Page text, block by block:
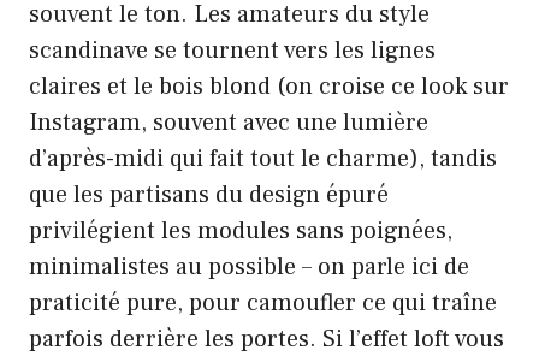
souvent le ton. Les amateurs du style
scandinave se tournent vers les lignes
claires et le bois blond (on croise ce look sur
Instagram, souvent avec une lumière
d’après-midi qui fait tout le charme), tandis
que les partisans du design épuré
privilégient les modules sans poignées,
minimalistes au possible – on parle ici de
praticité pure, pour camoufler ce qui traîne
parfois derrière les portes. Si l’effet loft vous